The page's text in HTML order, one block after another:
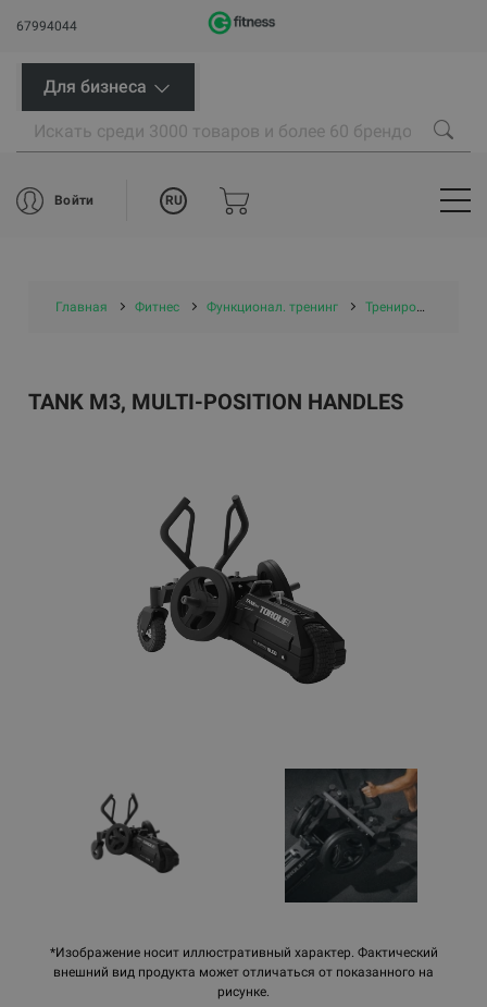
67994044
Для бизнеса
Войти RU
Главная Фитнес Функционал. тренинг Тренировочные сани
*Изображение носит иллюстративный характер. Фактический
внешний вид продукта может отличаться от показанного на
рисунке.
TANK M3, MULTI-POSITION HANDLES